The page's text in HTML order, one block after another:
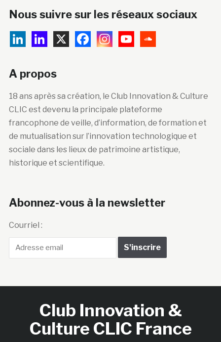
Nous suivre sur les réseaux sociaux
A propos
18 ans après sa création, le Club Innovation & Culture
CLIC est devenu la principale plateforme
francophone de veille, d’information, de formation et
de mutualisation sur l’innovation technologique et
sociale dans les lieux de patrimoine artistique,
historique et scientifique.
Abonnez-vous à la newsletter
Courriel :
Club Innovation &
Culture CLIC France